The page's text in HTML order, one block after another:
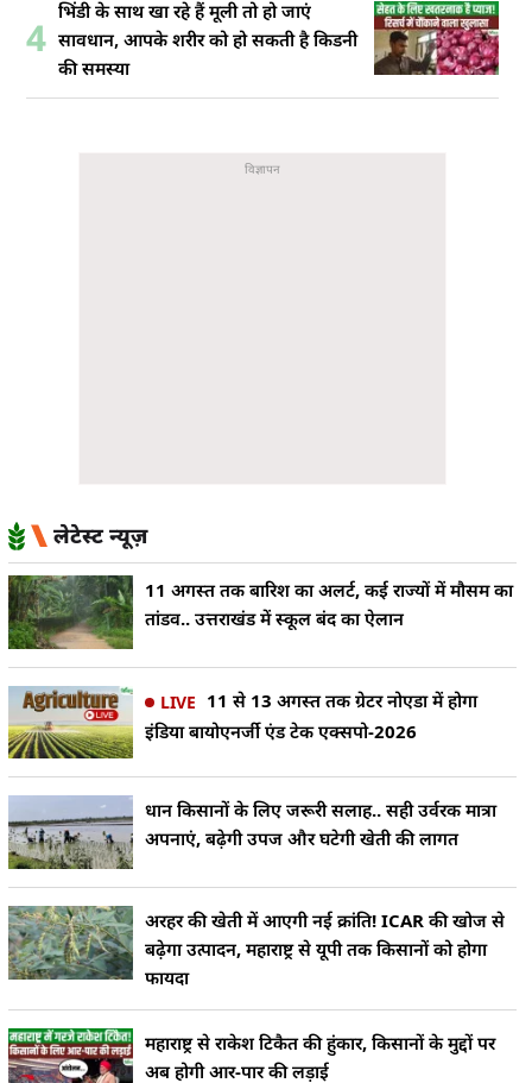
4
भिंडी के साथ खा रहे हैं मूली तो हो जाएं
सावधान, आपके शरीर को हो सकती है किडनी
की समस्या
लेटेस्ट न्यूज़
11 अगस्त तक बारिश का अलर्ट, कई राज्यों में मौसम का
तांडव.. उत्तराखंड में स्कूल बंद का ऐलान
LIVE 11 से 13 अगस्त तक ग्रेटर नोएडा में होगा
इंडिया बायोएनर्जी एंड टेक एक्सपो-2026
धान किसानों के लिए जरूरी सलाह.. सही उर्वरक मात्रा
अपनाएं, बढ़ेगी उपज और घटेगी खेती की लागत
अरहर की खेती में आएगी नई क्रांति! ICAR की खोज से
बढ़ेगा उत्पादन, महाराष्ट्र से यूपी तक किसानों को होगा
फायदा
महाराष्ट्र से राकेश टिकैत की हुंकार, किसानों के मुद्दों पर
अब होगी आर-पार की लड़ाई